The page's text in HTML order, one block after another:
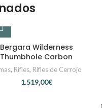
Bergara Wilderness
Thumbhole Carbon
, Rifles, Rifles de Cerrojo
€